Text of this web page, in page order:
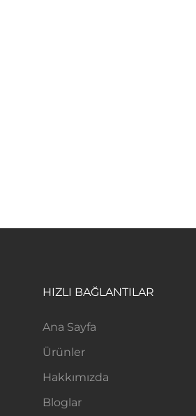
HIZLI BAĞLANTILAR
Ana Sayfa
Ürünler
Hakkımızda
Bloglar